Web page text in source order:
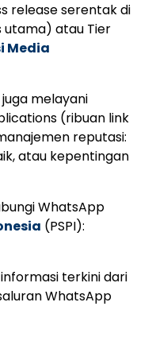
release serentak di
utama) atau Tier
Media
melayani
(ribuan link
reputasi:
atau kepentingan
WhatsApp
(PSPI):
terkini dari
WhatsApp